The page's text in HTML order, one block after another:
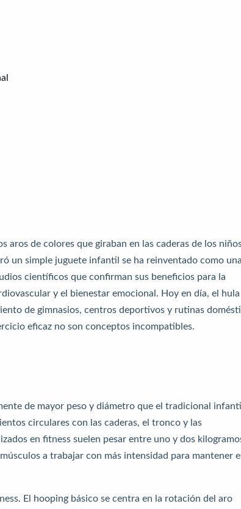
aros de colores que giraban en las caderas de los
un simple juguete infantil se ha reinventado como una
científicos que confirman sus beneficios para la
y el bienestar emocional. Hoy en día, el hula
de gimnasios, centros deportivos y rutinas
eficaz no son conceptos incompatibles.
de mayor peso y diámetro que el tradicional
circulares con las caderas, el tronco y las
en fitness suelen pesar entre uno y dos
a trabajar con más intensidad para mantener
El hooping básico se centra en la rotación del aro